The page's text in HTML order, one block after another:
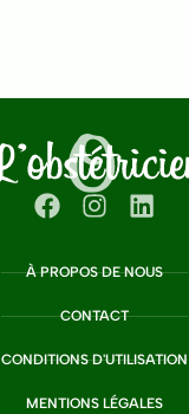
À PROPOS DE NOUS
CONTACT
CONDITIONS D'UTILISATION
MENTIONS LÉGALES